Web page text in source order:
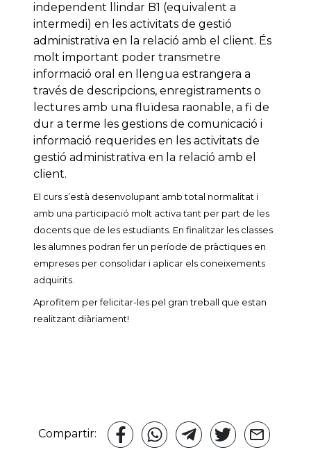
independent llindar B1 (equivalent a
intermedi) en les activitats de gestió
administrativa en la relació amb el client. És
molt important poder transmetre
informació oral en llengua estrangera a
través de descripcions, enregistraments o
lectures amb una fluïdesa raonable, a fi de
dur a terme les gestions de comunicació i
informació requerides en les activitats de
gestió administrativa en la relació amb el
client.
El curs s’està desenvolupant amb total normalitat i
amb una participació molt activa tant per part de les
docents que de les estudiants. En finalitzar les classes
les alumnes podran fer un període de pràctiques en
empreses per consolidar i aplicar els coneixements
adquirits.
Aprofitem per felicitar-les pel gran treball que estan
realitzant diàriament!
Compartir: